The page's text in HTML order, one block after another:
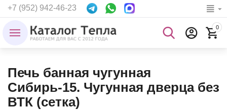
+7 (952) 942-46-23
0
Печь банная чугунная
Сибирь-15. Чугунная дверца без
ВТК (сетка)